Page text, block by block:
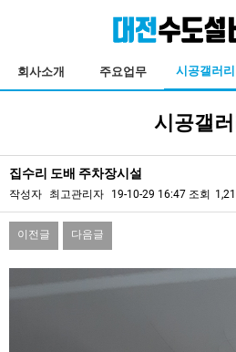
회사소개 주요업무 시공갤러리
시공갤러
집수리 도배 주차장시설
작성자 최고관리자 19-10-29 16:47 조회
이전글 다음글